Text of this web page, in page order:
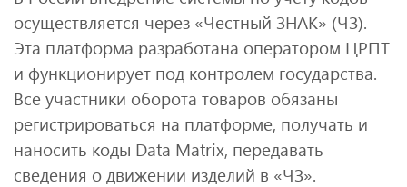
осуществляется через «Честный ЗНАК» (ЧЗ).
Эта платформа разработана оператором ЦРПТ
и функционирует под контролем государства.
Все участники оборота товаров обязаны
регистрироваться на платформе, получать и
наносить коды Data Matrix, передавать
сведения о движении изделий в «ЧЗ».